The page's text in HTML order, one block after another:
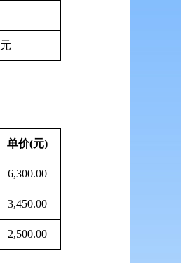
单价(元)
6,300.00
3,450.00
2,500.00